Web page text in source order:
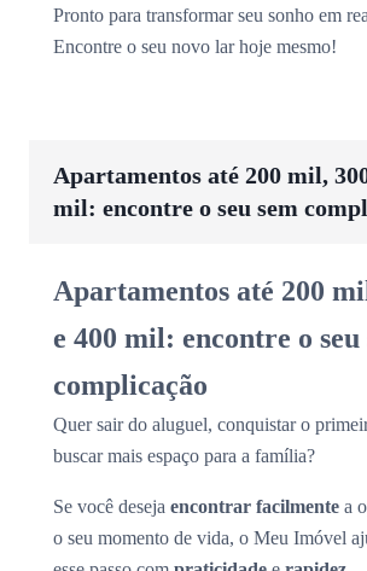
Pronto para transformar seu sonho em
Encontre o seu novo lar hoje mesmo!
Apartamentos até 200 mil,
mil: encontre o seu sem
Apartamentos até 200
e 400 mil: encontre o seu
complicação
Quer sair do aluguel, conquistar o
buscar mais espaço para a família?
Se você deseja encontrar facilmente a
o seu momento de vida, o Meu Imóvel